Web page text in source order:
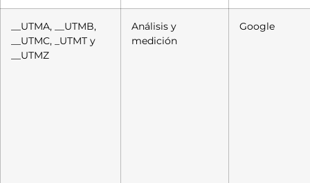
__UTMA, __UTMB,
__UTMC, _UTMT y
__UTMZ
Análisis y
medición
Google